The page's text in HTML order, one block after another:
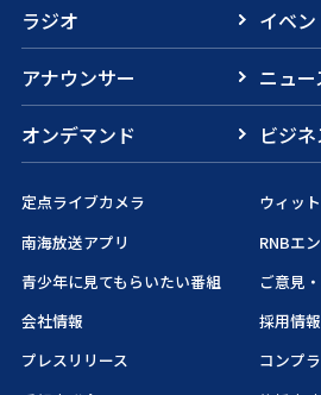
ラジオ
イベン
アナウンサー
ニュー
オンデマンド
ビジ
定点ライブカメラ
ウィッ
南海放送アプリ
RNBエ
青少年に見てもらいたい番組
ご意見
会社情報
採用情報
プレスリリース
コンプ